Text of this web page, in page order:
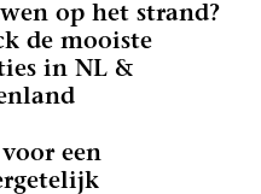
op het strand?
de mooiste
in NL &
een